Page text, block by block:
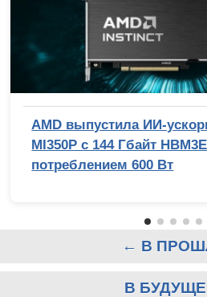
AMD выпустила ИИ-
MI350P с 144 Гбайт
потреблением 600 Вт
← В
В